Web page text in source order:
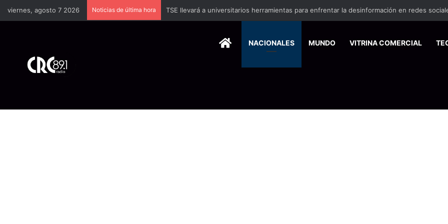
viernes, agosto 7 2026 Noticias de última hora TSE llevará a universitarios herramientas para enfrentar la desinformación en redes
HOMENACIONALES MUNDO VITRINA COMERCIAL